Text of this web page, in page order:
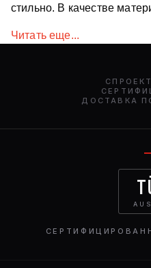
стильно. В качестве
и кованый, более
небольшой вес.
вместо родного на
Читать еще...
ДОСТАВКА